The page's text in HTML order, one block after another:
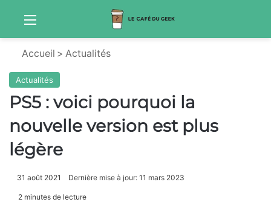
Menu
Accueil > Actualités
Actualités
PS5 : voici pourquoi la
nouvelle version est plus
légère
31 août 2021 Dernière mise à jour: 11 mars 2023
2 minutes de lecture